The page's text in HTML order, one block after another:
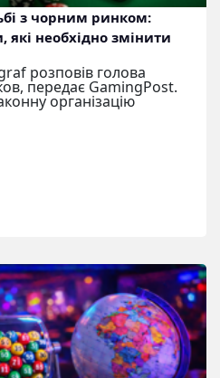
з чорним ринком:
які необхідно змінити
розповів голова
передає GamingPost.
організацію